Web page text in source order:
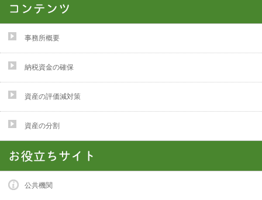
事務所概要
納税資金の確保
資産の評価減対策
資産の分割
公共機関